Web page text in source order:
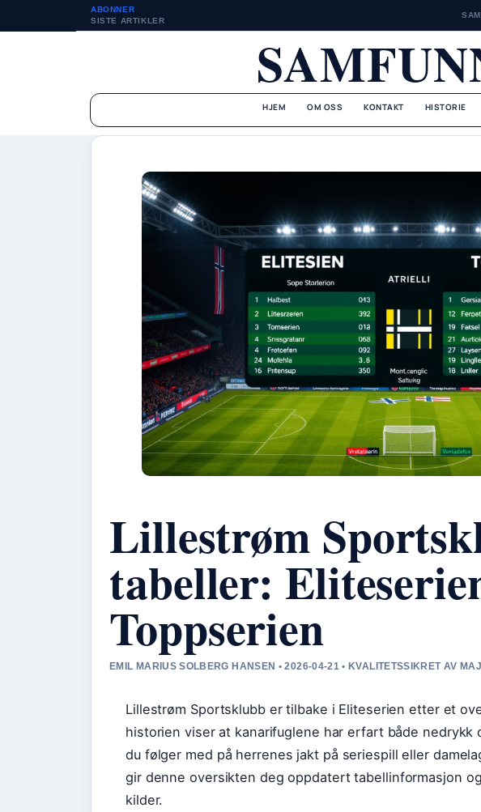
ABONNER
SISTE ARTIKLER
HJEM OM OSS KONTAKT HISTORIE
Lillestrøm
tabeller:
Toppserien
EMIL MARIUS SOLBERG HANSEN • 2026-04-21 • KVALITETSSIKRET AV
Lillestrøm Sportsklubb er tilbake i Eliteserien etter et
historien viser at kanarifuglene har erfart både nedrykk
du følger med på herrenes jakt på seriespill eller
gir denne oversikten deg oppdatert tabellinformasjon
kilder.